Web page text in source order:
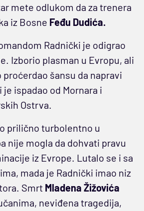
mete odlukom da za trenera
iz Bosne Feđu Dudića.
Radnički je odigrao
Izborio plasman u Evropu, ali
šansu da napravi
ispadao od Mornara i
Ostrva.
prilično turbolentno u
nije mogla da dohvati pravu
iz Evrope. Lutalo se i sa
mada je Radnički imao niz
Smrt Mladena Žižovića
neviđena tragedija,